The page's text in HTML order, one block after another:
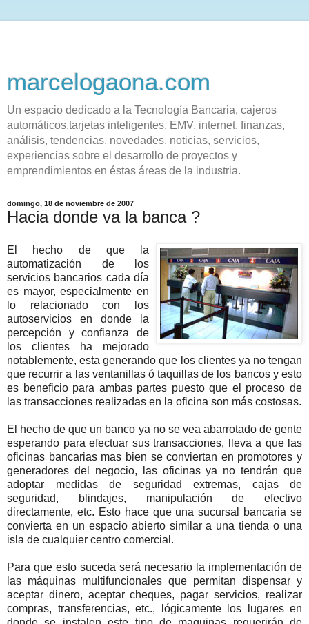
marcelogaona.com
Un espacio dedicado a la Tecnología Bancaria, cajeros
automáticos,tarjetas inteligentes, EMV, internet, finanzas,
análisis, tendencias, novedades, noticias, servicios,
experiencias sobre el desarrollo de proyectos y
emprendimientos en éstas áreas de la industria.
domingo, 18 de noviembre de 2007
Hacia donde va la banca ?
El hecho de que la
automatización de los
servicios bancarios cada día
es mayor, especialmente en
lo relacionado con los
autoservicios en donde la
percepción y confianza de
los clientes ha mejorado
notablemente, esta generando que los clientes ya no tengan
que recurrir a las ventanillas ó taquillas de los bancos y esto
es beneficio para ambas partes puesto que el proceso de
las transacciones realizadas en la oficina son más costosas.
El hecho de que un banco ya no se vea abarrotado de gente
esperando para efectuar sus transacciones, lleva a que las
oficinas bancarias mas bien se conviertan en promotores y
generadores del negocio, las oficinas ya no tendrán que
adoptar medidas de seguridad extremas, cajas de
seguridad, blindajes, manipulación de efectivo
directamente, etc. Esto hace que una sucursal bancaria se
convierta en un espacio abierto similar a una tienda o una
isla de cualquier centro comercial.
Para que esto suceda será necesario la implementación de
las máquinas multifuncionales que permitan dispensar y
aceptar dinero, aceptar cheques, pagar servicios, realizar
compras, transferencias, etc., lógicamente los lugares en